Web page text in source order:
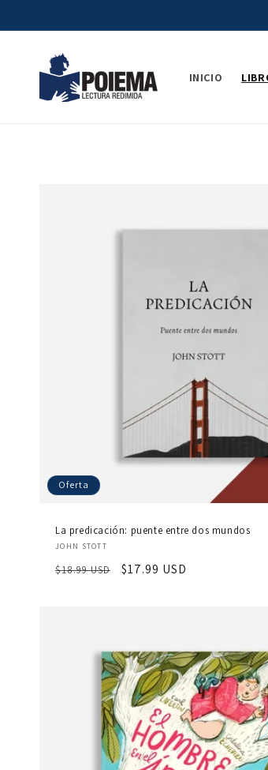
al contenido
INICIO
Oferta
La predicación: puente entre dos mundos
Proveedor:
JOHN STOTT
Precio
$18.99 USD
Precio
$17.99 USD